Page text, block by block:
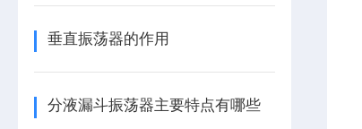
垂直振荡器的作用
分液漏斗振荡器主要特点有哪些